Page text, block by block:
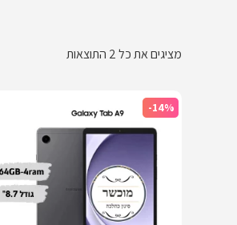
מציגים את כל ⁦2⁩ התוצאות
-14%